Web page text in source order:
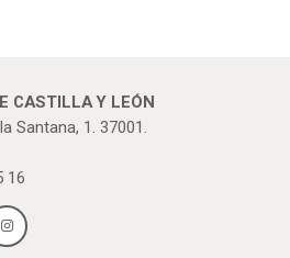
CASTILLA Y LEÓN
Santana, 1. 37001.
16